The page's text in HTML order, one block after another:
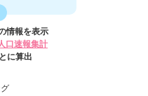
死亡者数
情報を表示
口速報集計
に算出